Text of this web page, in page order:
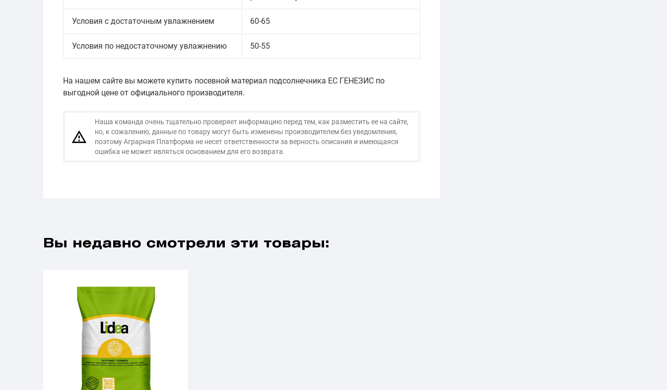
Условия с достаточным увлажнением 60-65
Условия по недостаточному увлажнению 50-55
На нашем сайте вы можете купить посевной материал подсолнечника ЕС ГЕНЕЗИС по
выгодной цене от официального производителя.
Наша команда очень тщательно проверяет информацию перед тем, как разместить ее на сайте,
но, к сожалению, данные по товару могут быть изменены производителем без уведомления,
поэтому Аграрная Платформа не несет ответственности за верность описания и имеющаяся
ошибка не может являться основанием для его возврата.
Вы недавно смотрели эти товары: